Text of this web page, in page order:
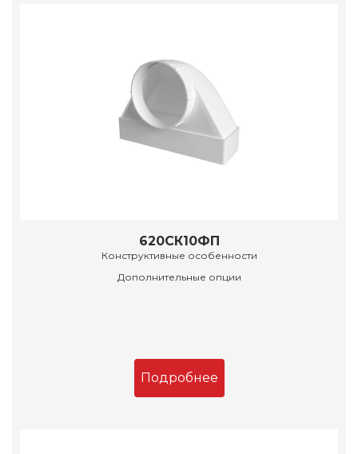
620СК10ФП
Конструктивные особенности
Дополнительные опции
Подробнее